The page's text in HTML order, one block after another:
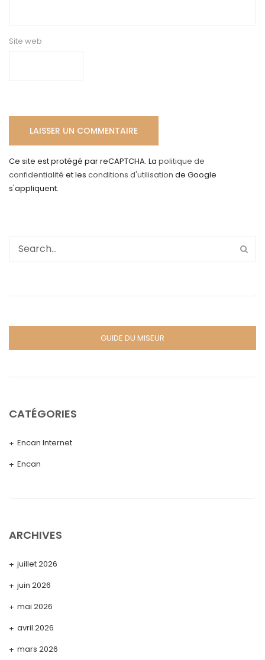
Site web
Ce site est protégé par reCAPTCHA. La politique de
confidentialité et les conditions d'utilisation de Google
s'appliquent.
GUIDE DU MISEUR
CATÉGORIES
Encan Internet
Encan
ARCHIVES
juillet 2026
juin 2026
mai 2026
avril 2026
mars 2026